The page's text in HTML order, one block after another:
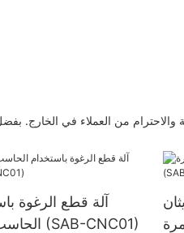
والاحترام من العملاء في الخارج.
آلة قطع الرغوة
الحاسب الآلي (SAB-CNC01)